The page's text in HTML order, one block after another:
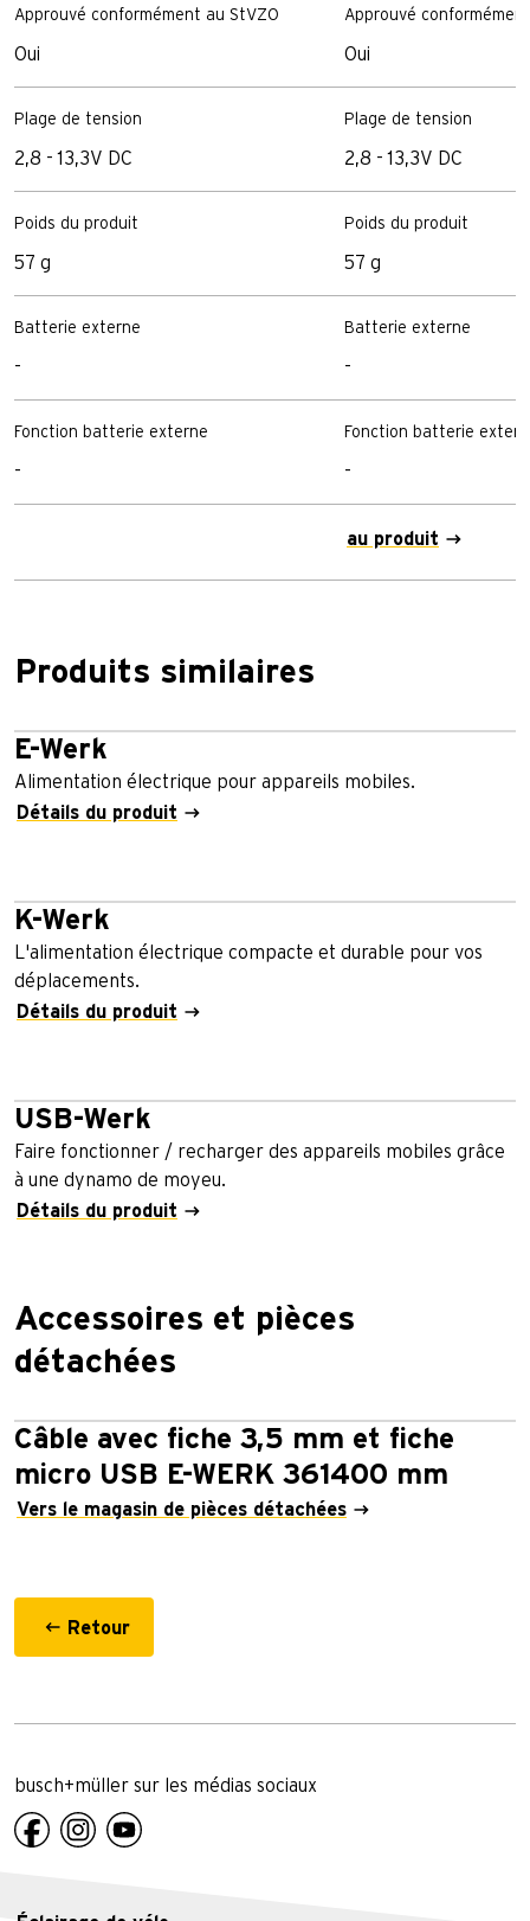
Approuvé conformément au StVZO
Oui
Plage de tension
2,8 - 13,3V DC
Poids du produit
57 g
Batterie externe
-
Fonction batterie externe
-
Approuvé
Oui
Plage de tension
2,8 - 13,3V DC
Poids du produit
57 g
Batterie externe
-
Fonction batterie
-
au produit
Produits similaires
E-Werk
Alimentation électrique pour appareils mobiles.
Détails du produit
K-Werk
L'alimentation électrique compacte et durable pour vos
déplacements.
Détails du produit
USB-Werk
Faire fonctionner / recharger des appareils mobiles grâce
à une dynamo de moyeu.
Détails du produit
Accessoires et pièces
détachées
Câble avec fiche 3,5 mm et fiche
micro USB E-WERK 361400 mm
Vers le magasin de pièces détachées
Retour
busch+müller sur les médias sociaux